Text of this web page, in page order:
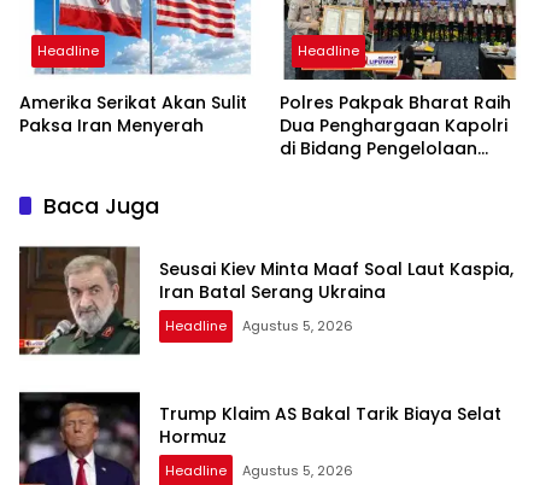
Headline
Amerika Serikat Akan Sulit
Paksa Iran Menyerah
Headline
Polres Pakpak Bharat Raih
Dua Penghargaan Kapolri
di Bidang Pengelolaan
Baca Juga
Seusai Kiev Minta Maaf Soal Laut Kaspia,
Iran Batal Serang Ukraina
Headline Agustus 5, 2026
Trump Klaim AS Bakal Tarik Biaya Selat
Hormuz
Headline Agustus 5, 2026